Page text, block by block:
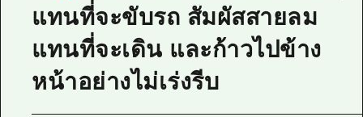
แทนที่จะขับรถ สัมผัสสายลม
แทนที่จะเดิน และก้าวไปข้าง
หน้าอย่างไม่เร่งรีบ